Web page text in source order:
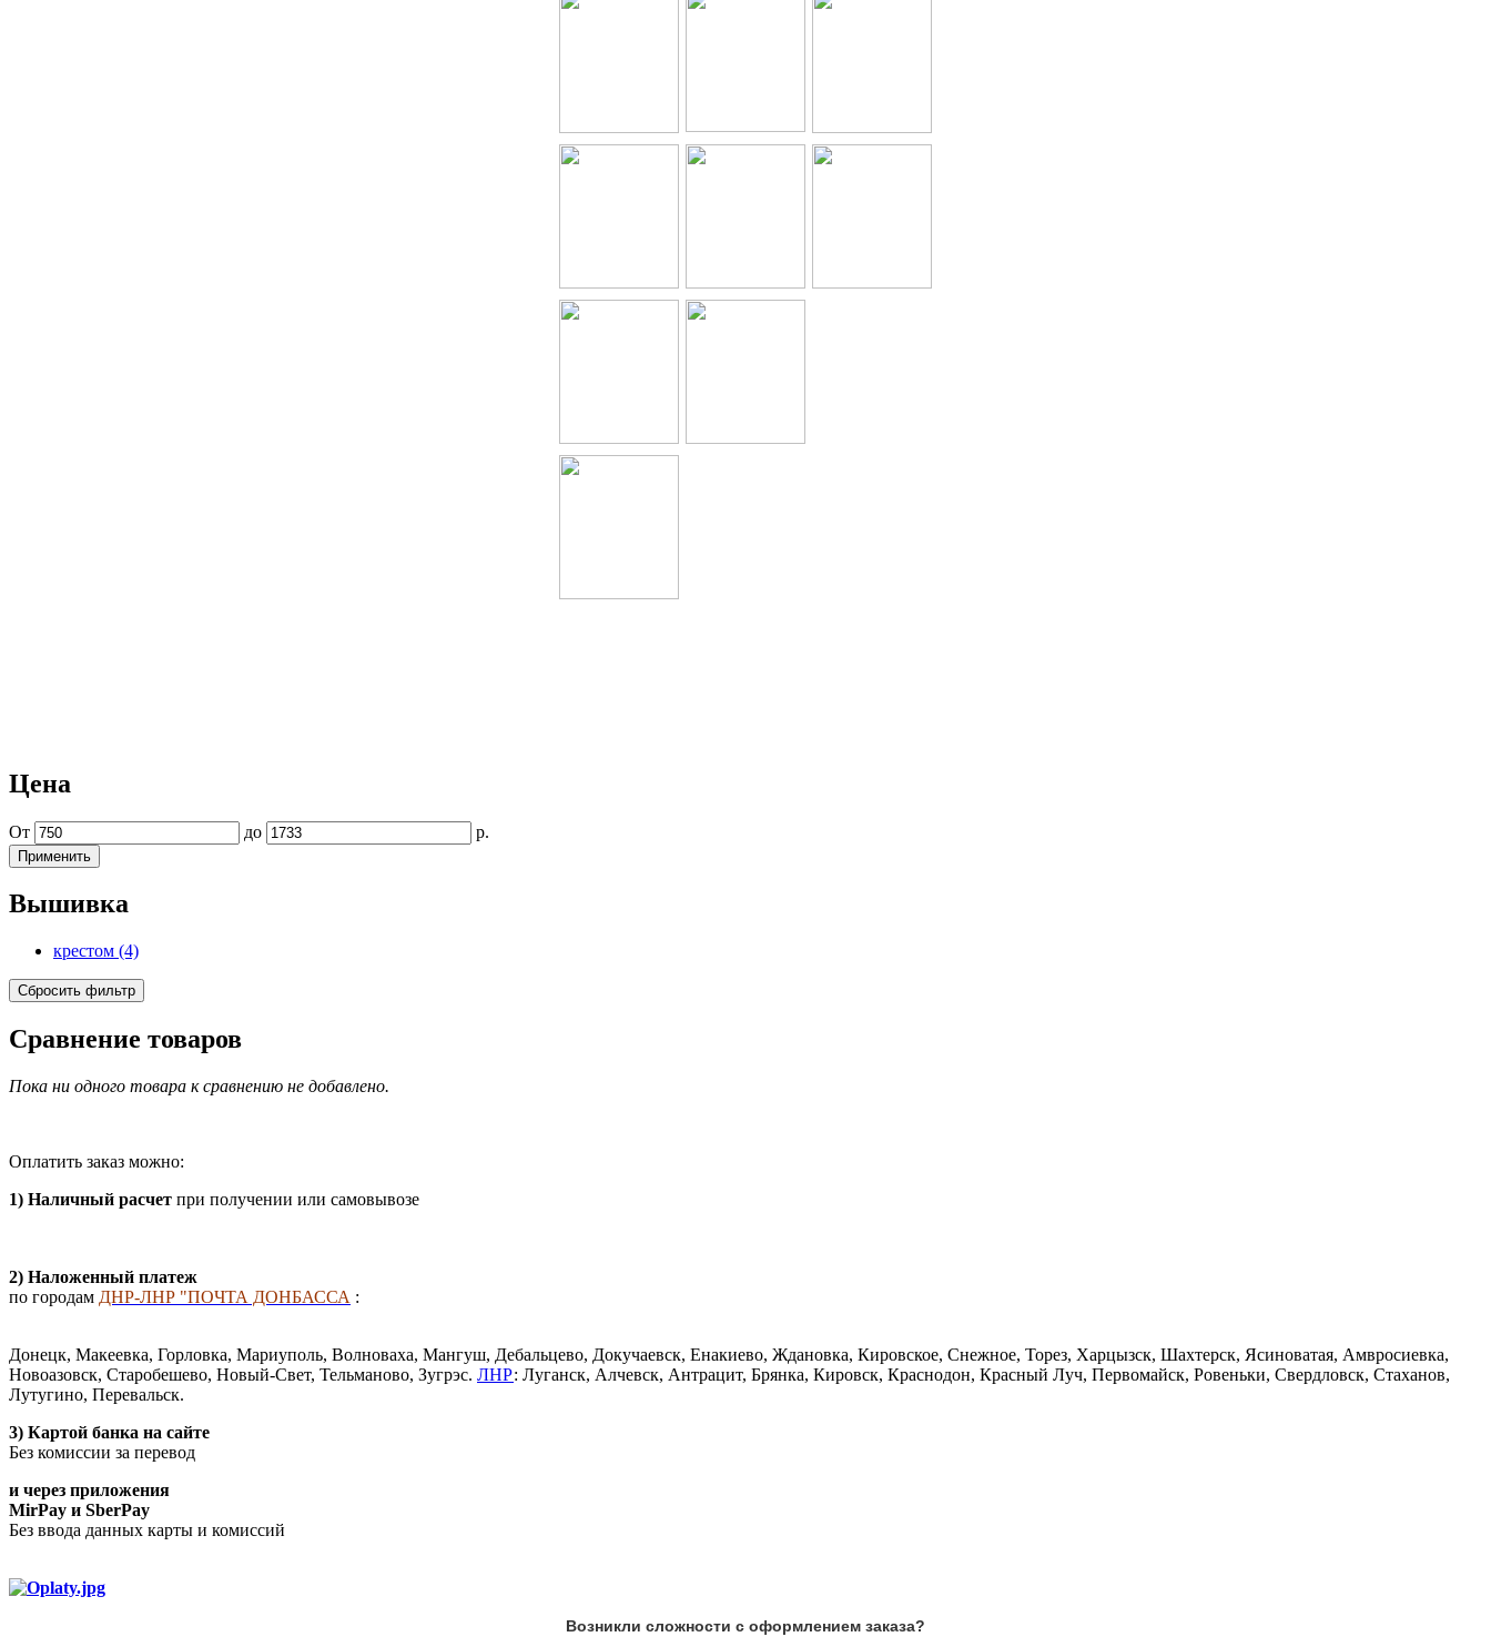
Цена
От до р.
Вышивка
крестом (4)
Сравнение товаров
Пока ни одного товара к сравнению не добавлено.
Оплатить заказ можно:
1) Наличный расчет при получении или самовывозе
2) Наложенный платеж
по городам ДНР-ЛНР "ПОЧТА ДОНБАССА :
Донецк, Макеевка, Горловка, Мариуполь, Волноваха, Мангуш, Дебальцево, Докучаевск, Енакиево, Ждановка, Кировское, Снежное, Торез, Харцызск, Шахтерск, Ясиноватая, Амвросиевка,
Новоазовск, Старобешево, Новый-Свет, Тельманово, Зугрэс. ЛНР: Луганск, Алчевск, Антрацит, Брянка, Кировск, Краснодон, Красный Луч, Первомайск, Ровеньки, Свердловск, Стаханов,
Лутугино, Перевальск.
3) Картой банка на сайте
Без комиссии за перевод
и через приложения
MirPay и SberPay
Без ввода данных карты и комиссий
Возникли сложности с оформлением заказа?